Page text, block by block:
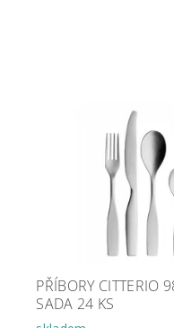
PŘÍBORY CITTERIO
SADA 24 KS